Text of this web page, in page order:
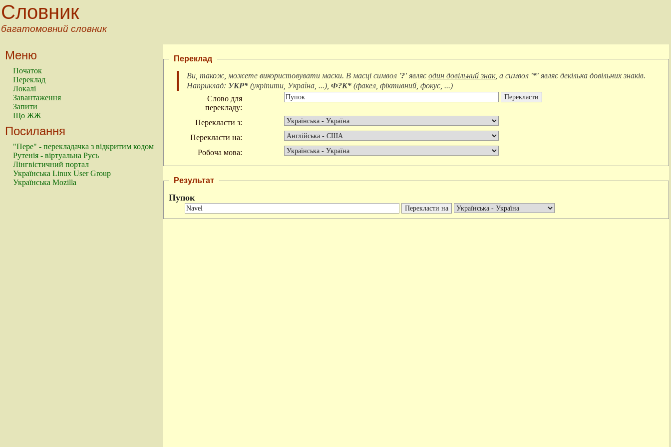
Словник
багатомовний словник
Меню
Початок
Переклад
Локалі
Завантаження
Запити
Що ЖЖ
Посилання
"Пере" - перекладачка з відкритим кодом
Рутенія - віртуальна Русь
Лінгвістичний портал
Українська Linux User Group
Українська Mozilla
Переклад
Ви, також, можете використовувати маски. В масці символ '?' являє один довільний знак, а символ '*' являє декілька довільних знаків.
Наприклад: УКР* (укріпити, Україна, ...), Ф?К* (факел, фіктивний, фокус, ...)
Слово для
перекладу:
Перекласти з:
Перекласти на:
Робоча мова:
Результат
Пупок